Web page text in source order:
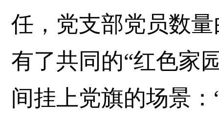
任，党支部党员数
有了共同的“红色家
间挂上党旗的场景